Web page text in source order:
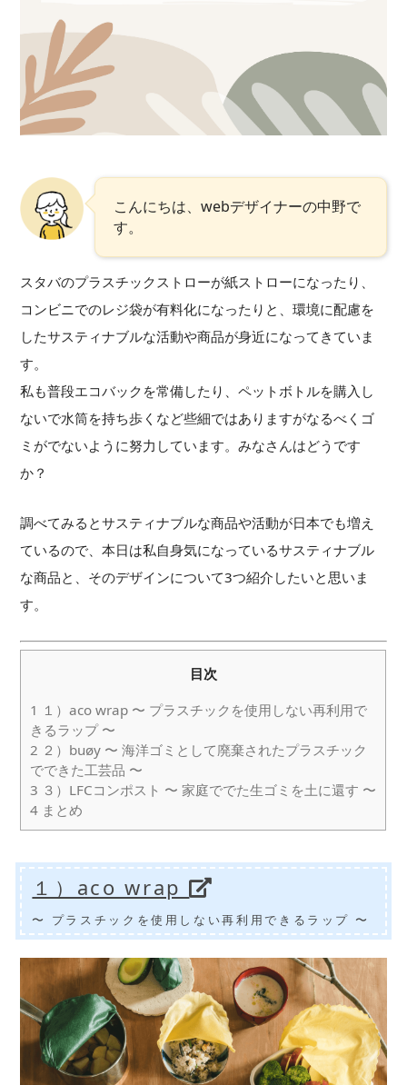
こんにちは、webデザイナーの中野で
す。
スタバのプラスチックストローが紙ストローになったり、
コンビニでのレジ袋が有料化になったりと、環境に配慮を
したサスティナブルな活動や商品が身近になってきていま
す。
私も普段エコバックを常備したり、ペットボトルを購入し
ないで水筒を持ち歩くなど些細ではありますがなるべくゴ
ミがでないように努力しています。みなさんはどうです
か？
調べてみるとサスティナブルな商品や活動が日本でも増え
ているので、本日は私自身気になっているサスティナブル
な商品と、そのデザインについて3つ紹介したいと思いま
す。
目次
1 １）aco wrap 〜 プラスチックを使用しない再利用で
きるラップ 〜
2 ２）buøy 〜 海洋ゴミとして廃棄されたプラスチック
でできた工芸品 〜
3 ３）LFCコンポスト 〜 家庭ででた生ゴミを土に還す 〜
4 まとめ
１）aco wrap
〜 プラスチックを使用しない再利用できるラップ 〜